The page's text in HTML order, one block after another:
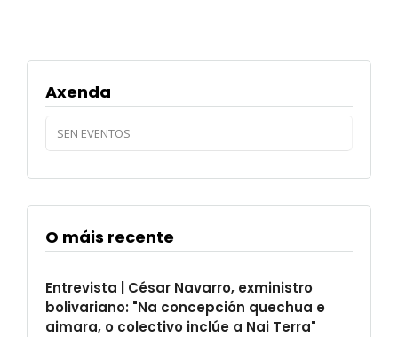
Axenda
SEN EVENTOS
O máis recente
Entrevista | César Navarro, exministro
bolivariano: "Na concepción quechua e
aimara, o colectivo inclúe a Nai Terra"